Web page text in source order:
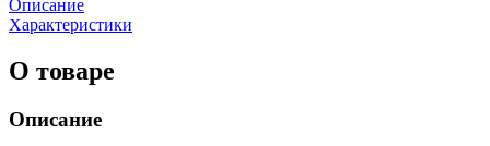
Описание
Характеристики
О товаре
Описание